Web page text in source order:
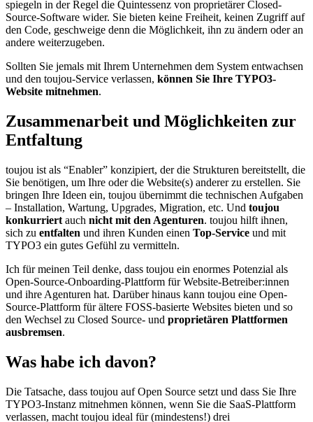
spiegeln in der Regel die Quintessenz von proprietärer Closed-
Source-Software wider. Sie bieten keine Freiheit, keinen Zugriff auf
den Code, geschweige denn die Möglichkeit, ihn zu ändern oder an
andere weiterzugeben.
Sollten Sie jemals mit Ihrem Unternehmen dem System entwachsen
und den toujou-Service verlassen, können Sie Ihre TYPO3-
Website mitnehmen.
Zusammenarbeit und Möglichkeiten zur
Entfaltung
toujou ist als “Enabler” konzipiert, der die Strukturen bereitstellt, die
Sie benötigen, um Ihre oder die Website(s) anderer zu erstellen. Sie
bringen Ihre Ideen ein, toujou übernimmt die technischen Aufgaben
– Installation, Wartung, Upgrades, Migration, etc. Und toujou
konkurriert auch nicht mit den Agenturen. toujou hilft ihnen,
sich zu entfalten und ihren Kunden einen Top-Service und mit
TYPO3 ein gutes Gefühl zu vermitteln.
Ich für meinen Teil denke, dass toujou ein enormes Potenzial als
Open-Source-Onboarding-Plattform für Website-Betreiber:innen
und ihre Agenturen hat. Darüber hinaus kann toujou eine Open-
Source-Plattform für ältere FOSS-basierte Websites bieten und so
den Wechsel zu Closed Source- und proprietären Plattformen
ausbremsen.
Was habe ich davon?
Die Tatsache, dass toujou auf Open Source setzt und dass Sie Ihre
TYPO3-Instanz mitnehmen können, wenn Sie die SaaS-Plattform
verlassen, macht toujou ideal für (mindestens!) drei